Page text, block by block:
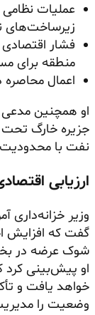
عملیات
زیرساخت‌های
فشار
منطقه برای
اعمال
او همچنین
جزیره خارگ تحت
نفت با
ارزیابی
وزیر خزانه‌داری
گفت که افزایش
شوک عرضه در
او پیش‌بینی
خواهد یافت و
وضعیت را